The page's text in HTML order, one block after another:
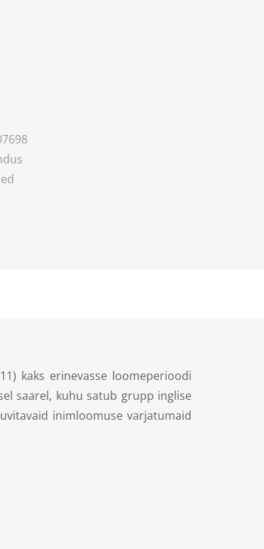
kaks erinevasse loomeperioodi
saarel, kuhu satub grupp inglise
inimloomuse varjatumaid